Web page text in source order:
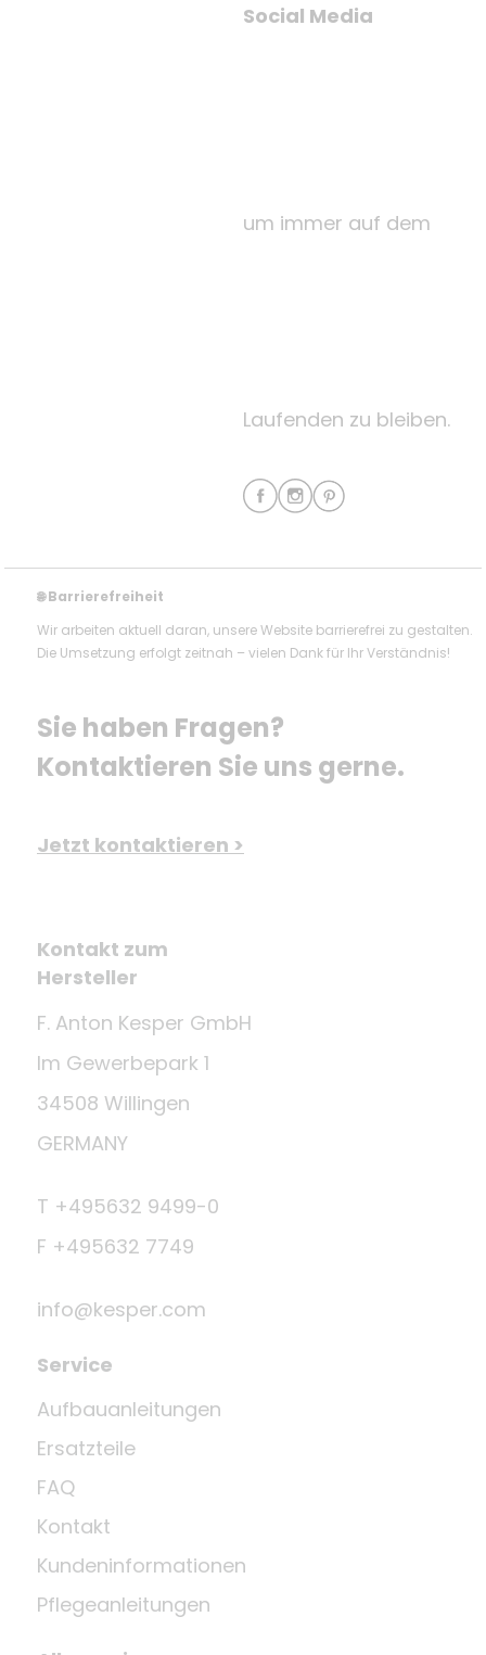
Social Media
um immer auf dem
Laufenden zu bleiben.
🌐Barrierefreiheit
Wir arbeiten aktuell daran, unsere Website barrierefrei zu gestalten.
Die Umsetzung erfolgt zeitnah – vielen Dank für Ihr Verständnis!
Sie haben Fragen?
Kontaktieren Sie uns gerne.
Jetzt kontaktieren >
Kontakt zum
Hersteller
F. Anton Kesper GmbH
Im Gewerbepark 1
34508 Willingen
GERMANY
T +495632 9499-0
F +495632 7749
info@kesper.com
Service
Aufbauanleitungen
Ersatzteile
FAQ
Kontakt
Kundeninformationen
Pflegeanleitungen